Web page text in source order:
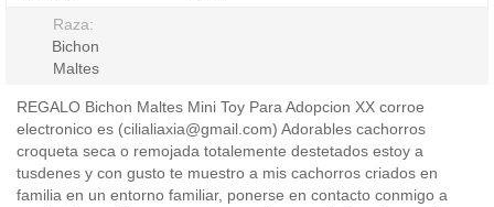
Raza:
Bichon
Maltes
REGALO Bichon Maltes Mini Toy Para Adopcion XX corroe
electronico es (cilialiaxia@gmail.com) Adorables cachorros
croqueta seca o remojada totalemente destetados estoy a
tusdenes y con gusto te muestro a mis cachorros criados en
familia en un entorno familiar, ponerse en contacto conmigo a